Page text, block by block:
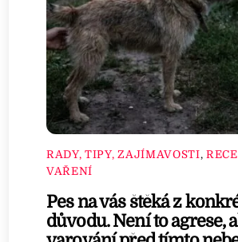
RADY, TIPY, ZAJÍMAVOSTI,
VAŘENÍ
Pes na vás štěká z
důvodu. Není to agrese,